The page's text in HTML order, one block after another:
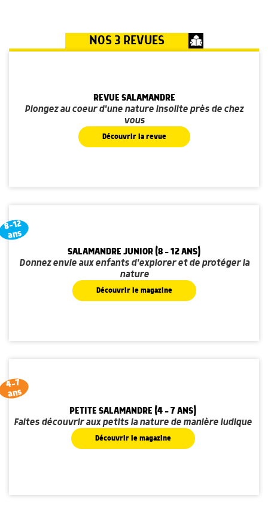
NOS 3 REVUES
REVUE SALAMANDRE
Plongez au coeur d'une nature insolite près de chez
vous
Découvrir la revue
8-12
ans
SALAMANDRE JUNIOR (8 - 12 ANS)
Donnez envie aux enfants d'explorer et de protéger la
nature
Découvrir le magazine
4-7
ans
PETITE SALAMANDRE (4 - 7 ANS)
Faites découvrir aux petits la nature de manière ludique
Découvrir le magazine